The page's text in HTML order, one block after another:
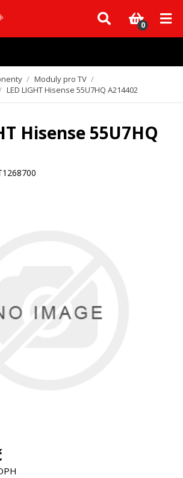
se může dodání dílů, které nejsou skladem,
Děkujeme za pochopení.
0
/ Moduly pro TV /
LED LIGHT Hisense 55U7HQ A214402
Hisense 55U7HQ